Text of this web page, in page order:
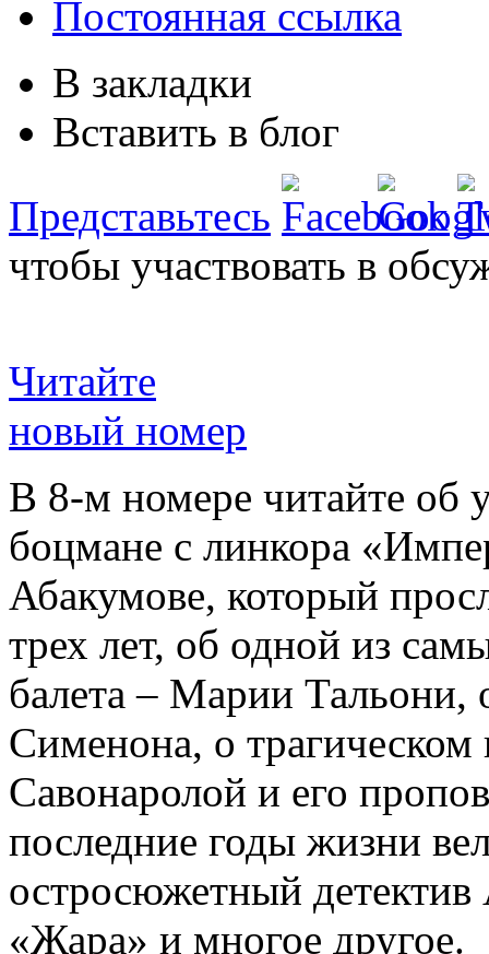
Постоянная ссылка
В закладки
Вставить в блог
Представьтесь
чтобы участвовать в
Читайте
новый номер
В 8-м номере читайте об
боцмане с линкора
Абакумове, который
трех лет, об одной из
балета – Марии
Сименона, о трагическом
Савонаролой и его
последние годы жизни
остросюжетный детектив
«Жара» и многое другое.